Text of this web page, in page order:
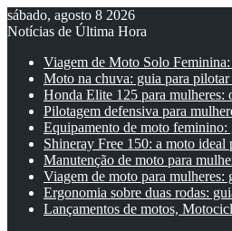
sábado, agosto 8 2026
Notícias de Última Hora
Viagem de Moto Solo
Moto na chuva: guia para pilotar
Honda Elite 125 para mulheres:
Pilotagem defensiva para
Equipamento de moto feminino:
Shineray Free 150: a moto ideal
Manutenção de moto para
Viagem de moto para mulheres:
Ergonomia sobre duas rodas:
Lançamentos de motos,